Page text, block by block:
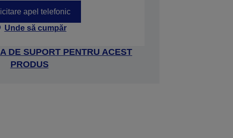
apel telefonic
Unde să cumpăr
DE SUPORT PENTRU ACEST
PRODUS